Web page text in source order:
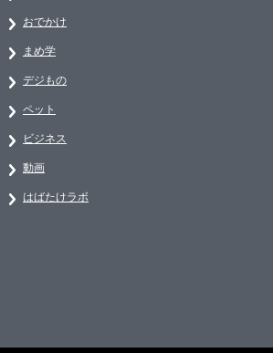
おでかけ
まめ学
デジもの
ペット
ビジネス
動画
はばたけラボ